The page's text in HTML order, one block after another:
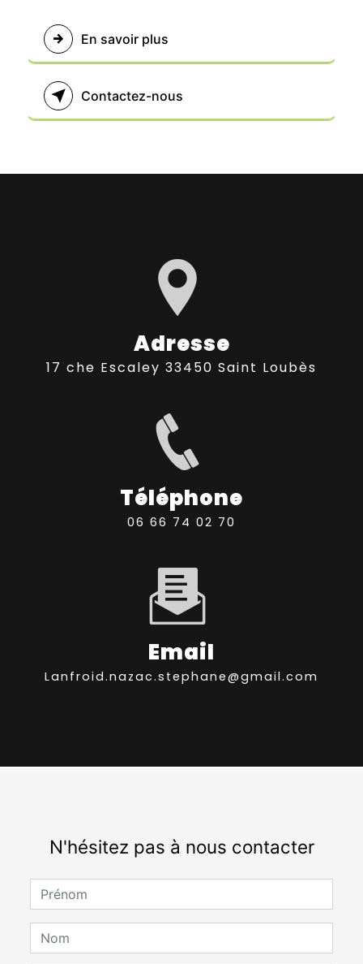
En savoir plus
Contactez-nous
Adresse
17 che Escaley 33450 Saint Loubès
Téléphone
06 66 74 02 70
Email
lanfroid.nazac.stephane@gmail.com
N'hésitez pas à nous contacter